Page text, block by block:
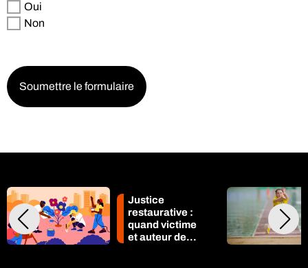
Oui
Non
Soumettre le formulaire
Justice
restaurative :
quand victime
et auteur de